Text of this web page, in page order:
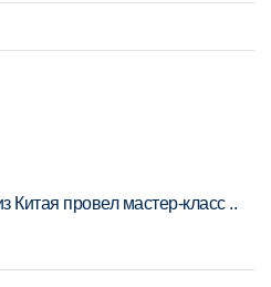
Китая провел мастер-класс ..